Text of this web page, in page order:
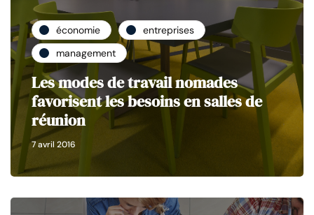
économie
entreprises
management
Les modes de travail nomades
favorisent les besoins en salles de
réunion
7 avril 2016